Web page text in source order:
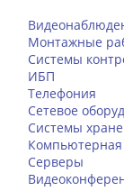
Монтажные
Системы
ИБП
Телефония
Сетевое
Системы
Компьютерная
Серверы